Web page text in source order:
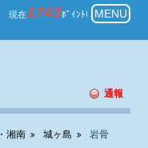
島 ダイビング
現在1743ﾎﾟｲﾝﾄ! MENU
通報
湘南 城ヶ島 岩骨